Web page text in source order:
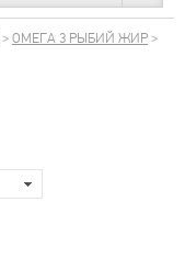
>ОМЕГА 3 РЫБИЙ ЖИР>